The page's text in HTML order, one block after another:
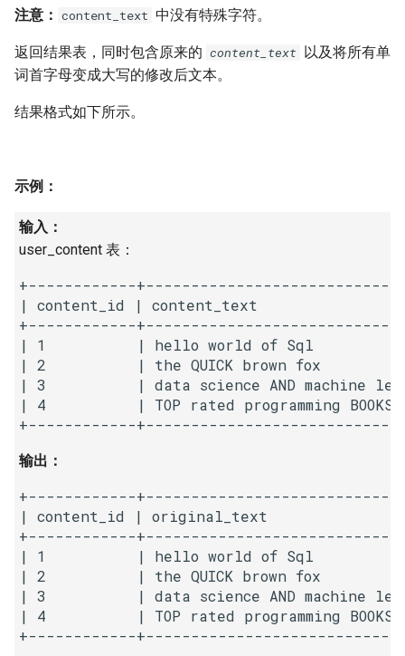
14.2. 剪绳子 II
15. 二进制中 1 的个数
16. 数值的整数次方
18. 删除链表的节点
19. 正则表达式匹配
20. 表示数值的字符串
21. 调整数组顺序使奇数位于
偶数前面
22. 链表中倒数第 k 个节点
26. 树的子结构
27. 二叉树的镜像
28. 对称的二叉树
12. 左右两边子数组的和相等
13. 二维子矩阵的和
14. 字符串中的变位词
16. 不含重复字符的最长子字
符串
串
18. 有效的回文
19. 最多删除一个字符得到回
文
点
22. 链表中环的入口节点
23. 两个链表的第一个重合节
点
2.4. 分割链表
2.5. 链表求和
2.6. 回文链表
2.8. 环路检测
3.1. 三合一
3.2. 栈的最小值
3.3. 堆盘子
3.4. 化栈为队
3.5. 栈排序
3.6. 动物收容所
4.1. 节点间通路
4.2. 最小高度树
4.3. 特定深度节点链表
4.4. 检查平衡性
注意： content_text 中没有特殊字符。
返回结果表，同时包含原来的 content_text 以及将所有单
词首字母变成大写的修改后文本。
结果格式如下所示。
示例：
输入：
user_content 表：
+------------
| content_id | content_text
+------------
| 1          | hello world of Sql
| 2          | the QUICK brown fox
| 3          | data science AND machine
| 4          | TOP rated programming
输出：
+------------
| content_id | original_text
+------------
| 1          | hello world of Sql
| 2          | the QUICK brown fox
| 3          | data science AND machine
| 4          | TOP rated programming